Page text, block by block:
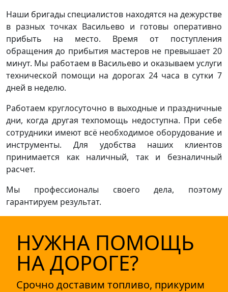
Наши бригады специалистов находятся на дежурстве
в разных точках Васильево и готовы оперативно
прибыть на место. Время от поступления
обращения до прибытия мастеров не превышает 20
минут. Мы работаем в Васильево и оказываем услуги
технической помощи на дорогах 24 часа в сутки 7
дней в неделю.
Работаем круглосуточно в выходные и праздничные
дни, когда другая техпомощь недоступна. При себе
сотрудники имеют всё необходимое оборудование и
инструменты. Для удобства наших клиентов
принимается как наличный, так и безналичный
расчет.
Мы профессионалы своего дела, поэтому
гарантируем результат.
НУЖНА ПОМОЩЬ
НА ДОРОГЕ?
Срочно доставим топливо, прикурим